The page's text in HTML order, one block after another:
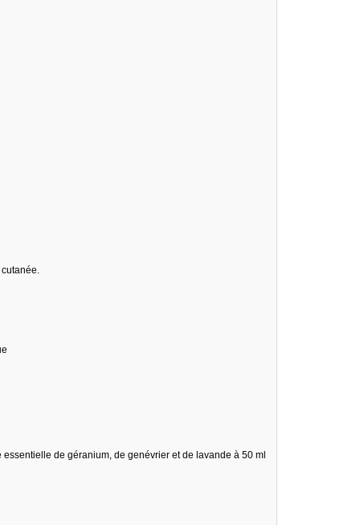
de géranium, de genévrier et de lavande à 50 ml